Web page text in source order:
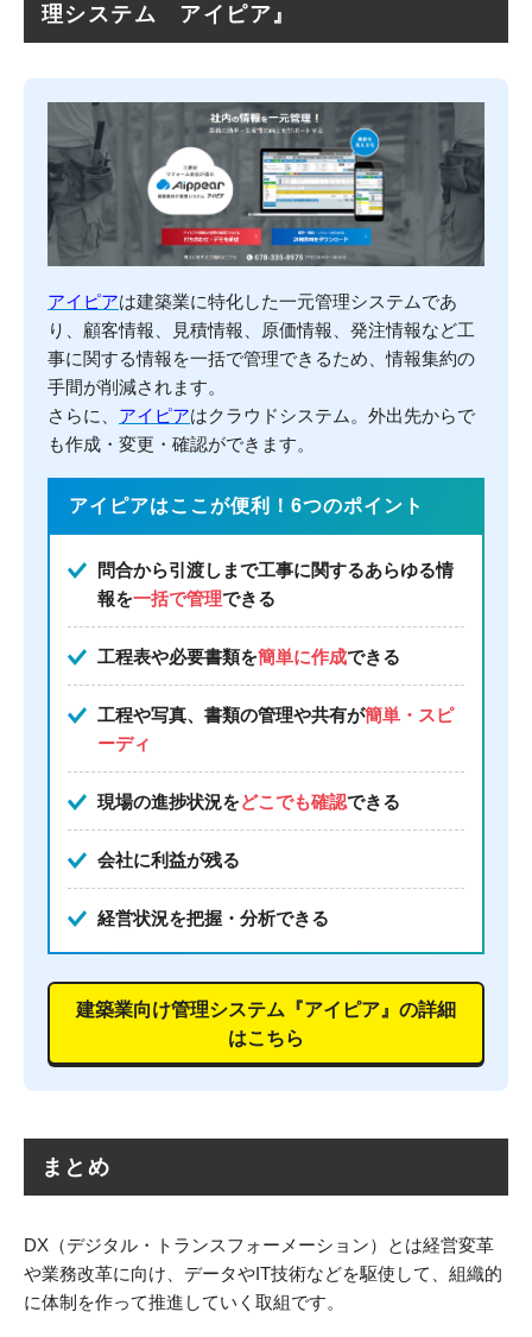
理システム アイピア』
アイピアは建築業に特化した一元管理システムであ
り、顧客情報、見積情報、原価情報、発注情報など工
事に関する情報を一括で管理できるため、情報集約の
手間が削減されます。
さらに、 アイピアはクラウドシステム。外出先からで
も作成・変更・確認ができます。
アイピアはここが便利！6つのポイント
問合から引渡しまで工事に関するあらゆる情
報を一括で管理できる
工程表や必要書類を簡単に作成できる
工程や写真、書類の管理や共有が簡単・スピ
ーディ
現場の進捗状況をどこでも確認できる
会社に利益が残る
経営状況を把握・分析できる
建築業向け管理システム『アイピア』の詳細
はこちら
まとめ
DX（デジタル・トランスフォーメーション）とは経営変革
や業務改革に向け、データやIT技術などを駆使して、組織的
に体制を作って推進していく取組です。